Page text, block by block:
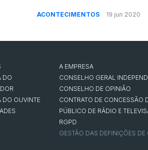
ACONTECIMENTOS 19 jun 2020
DO
DO OUVINTE
A EMPRESA
CONSELHO GERAL
CONSELHO DE OPINIÃO
CONTRATO DE CONCESSÃO
PÚBLICO DE RÁDIO E
RGPD
GESTÃO DAS DEFINIÇÕES DE